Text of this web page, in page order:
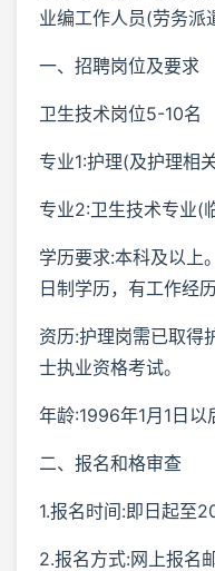
业编工作人员(劳务派
一、招聘岗位及要求
卫生技术岗位5-10名
专业1:护理(及护理相
专业2:卫生技术专业(
学历要求:本科及以上
日制学历，有工作经
资历:护理岗需已取得
士执业资格考试。
年龄:1996年1月1日以
二、报名和格审查
1.报名时间:即日起至
2.报名方式:网上报名